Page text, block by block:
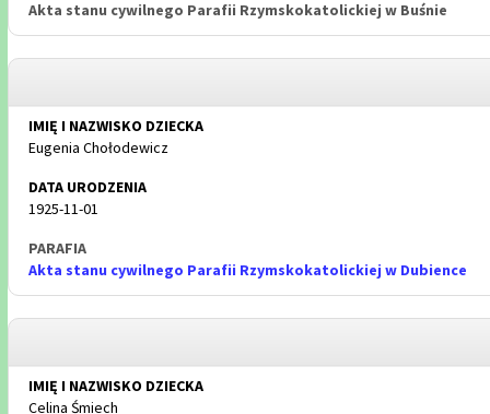
Akta stanu cywilnego Parafii Rzymskokatolickiej w Buśnie
Eugenia Chołodewicz
1925-11-01
Akta stanu cywilnego Parafii Rzymskokatolickiej w Dubience
Celina Śmiech